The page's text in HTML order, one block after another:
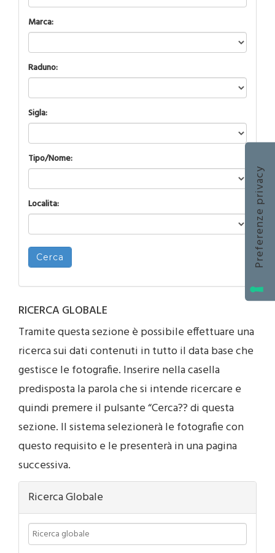
Marca:
Raduno:
Sigla:
Tipo/Nome:
Localita:
Cerca
RICERCA GLOBALE
Tramite questa sezione è possibile effettuare una
ricerca sui dati contenuti in tutto il data base che
gestisce le fotografie. Inserire nella casella
predisposta la parola che si intende ricercare e
quindi premere il pulsante “Cerca?? di questa
sezione. Il sistema selezionerà le fotografie con
questo requisito e le presenterà in una pagina
successiva.
Ricerca Globale